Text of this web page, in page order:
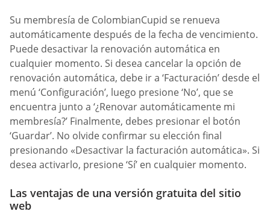
Su membresía de ColombianCupid se renueva
automáticamente después de la fecha de vencimiento.
Puede desactivar la renovación automática en
cualquier momento. Si desea cancelar la opción de
renovación automática, debe ir a ‘Facturación’ desde el
menú ‘Configuración’, luego presione ‘No’, que se
encuentra junto a ‘¿Renovar automáticamente mi
membresía?’ Finalmente, debes presionar el botón
‘Guardar’. No olvide confirmar su elección final
presionando «Desactivar la facturación automática». Si
desea activarlo, presione ‘Sí’ en cualquier momento.
Las ventajas de una versión gratuita del sitio
web